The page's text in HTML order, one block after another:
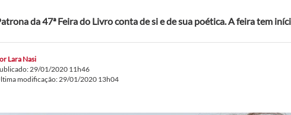
da 47ª Feira do Livro conta de si e de sua poética. A feira tem
Lara Nasi
29/01/2020 11h46
modificação: 29/01/2020 13h04